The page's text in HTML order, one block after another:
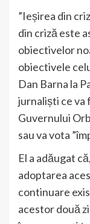
”Ieșirea din
din criză este
obiectivelor
obiectivele
Dan Barna la
jurnaliști ce va
Guvernului
sau va vota
El a adăugat
adoptarea
continuare
acestor două